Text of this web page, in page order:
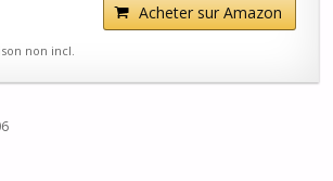
Acheter sur Amazon
non incl.